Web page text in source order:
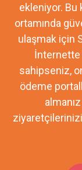
ekleniyor. Bu
ortamında
ulaşmak için
İnternette
sahipseniz,
ödeme